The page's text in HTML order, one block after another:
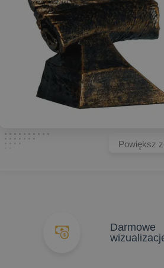
Powiększ
Darmowe